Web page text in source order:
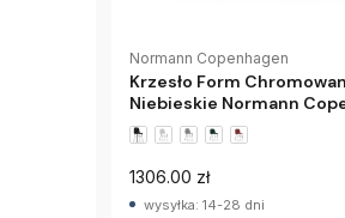
Normann Copenhagen
Krzesło Form
Niebieskie Normann
1306.00 zł
wysyłka: 14-28 dni